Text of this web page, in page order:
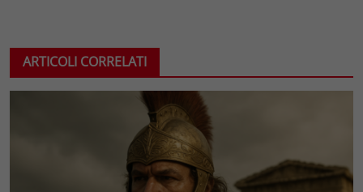
ARTICOLI CORRELATI